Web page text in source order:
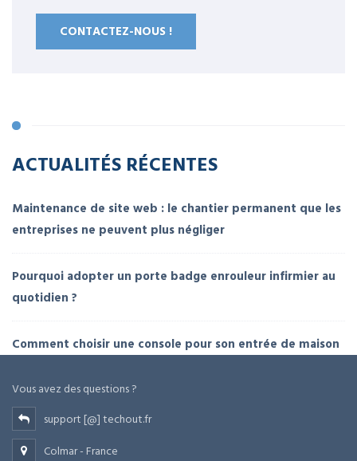
CONTACTEZ-NOUS !
ACTUALITÉS RÉCENTES
Maintenance de site web : le chantier permanent que les
entreprises ne peuvent plus négliger
Pourquoi adopter un porte badge enrouleur infirmier au
quotidien ?
Comment choisir une console pour son entrée de maison
Vous avez des questions ?
support [@] techout.fr
Colmar - France